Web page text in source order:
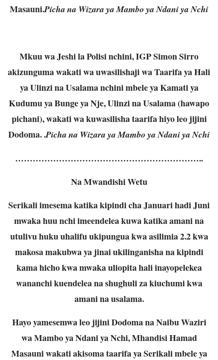
Masauni.Picha na Wizara ya Mambo ya Ndani ya Nchi
Mkuu wa Jeshi la Polisi nchini, IGP Simon Sirro
akizunguma wakati wa uwasilishaji wa Taarifa ya Hali
ya Ulinzi na Usalama nchini mbele ya Kamati ya
Kudumu ya Bunge ya Nje, Ulinzi na Usalama (hawapo
pichani), wakati wa kuwasilisha taarifa hiyo leo jijini
Dodoma. .Picha na Wizara ya Mambo ya Ndani ya Nchi
………………………………………………………..
Na Mwandishi Wetu
Serikali imesema katika kipindi cha Januari hadi Juni
mwaka huu nchi imeendelea kuwa katika amani na
utulivu huku uhalifu ukipungua kwa asilimia 2.2 kwa
makosa makubwa ya jinai ukilinganisha na kipindi
kama hicho kwa mwaka uliopita hali inayopelekea
wananchi kuendelea na shughuli za kiuchumi kwa
amani na usalama.
Hayo yamesemwa leo jijini Dodoma na Naibu Waziri
wa Mambo ya Ndani ya Nchi, Mhandisi Hamad
Masauni wakati akisoma taarifa ya Serikali mbele ya